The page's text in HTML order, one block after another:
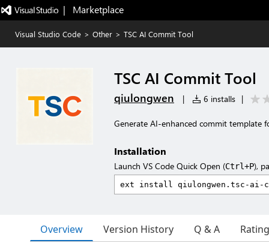
|   Marketplace
Visual Studio Code > Other > TSC AI Commit Tool
TSC AI Commit Tool
qiulongwen | 6 installs |
Generate AI-enhanced commit template
Installation
Launch VS Code Quick Open (Ctrl+P),
Overview Version History Q & A